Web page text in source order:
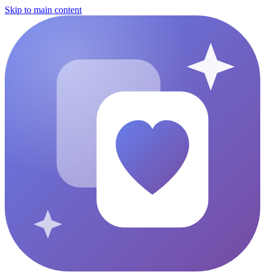
Skip to main content